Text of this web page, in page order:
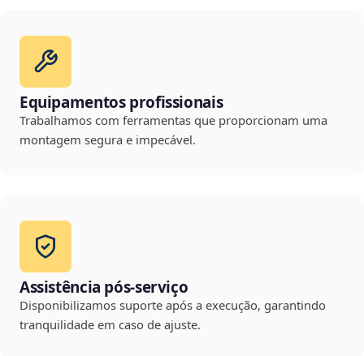
Equipamentos profissionais
Trabalhamos com ferramentas que proporcionam uma
montagem segura e impecável.
Assistência pós-serviço
Disponibilizamos suporte após a execução, garantindo
tranquilidade em caso de ajuste.